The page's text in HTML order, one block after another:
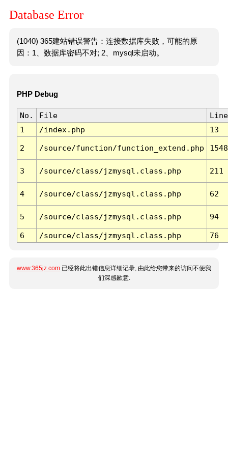
Database Error
(1040) 365建站错误警告：连接数据库失败，可能的原
因：1、数据库密码不对; 2、mysql未启动。
PHP Debug
No. File
Line
1
/index.php 13
2 /source/function/function_extend.php 1548
3 /source/class/jzmysql.class.php 211
4 /source/class/jzmysql.class.php 62
5 /source/class/jzmysql.class.php 94
6 /source/class/jzmysql.class.php 76
www.365jz.com 已经将此出错信息详细记录, 由此给您带来的访问不便我
们深感歉意.